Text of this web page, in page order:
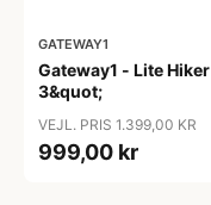
GATEWAY1
Gateway1 - Lite Hiker
3&quot;
VEJL. PRIS 1.399,00 KR
999,00 kr